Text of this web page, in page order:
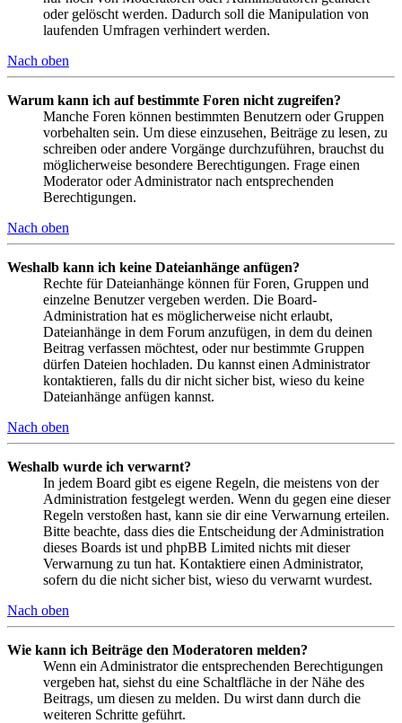
oder gelöscht werden. Dadurch soll die Manipulation von
laufenden Umfragen verhindert werden.
Nach oben
Warum kann ich auf bestimmte Foren nicht zugreifen?
Manche Foren können bestimmten Benutzern oder Gruppen
vorbehalten sein. Um diese einzusehen, Beiträge zu lesen, zu
schreiben oder andere Vorgänge durchzuführen, brauchst du
möglicherweise besondere Berechtigungen. Frage einen
Moderator oder Administrator nach entsprechenden
Berechtigungen.
Nach oben
Weshalb kann ich keine Dateianhänge anfügen?
Rechte für Dateianhänge können für Foren, Gruppen und
einzelne Benutzer vergeben werden. Die Board-
Administration hat es möglicherweise nicht erlaubt,
Dateianhänge in dem Forum anzufügen, in dem du deinen
Beitrag verfassen möchtest, oder nur bestimmte Gruppen
dürfen Dateien hochladen. Du kannst einen Administrator
kontaktieren, falls du dir nicht sicher bist, wieso du keine
Dateianhänge anfügen kannst.
Nach oben
Weshalb wurde ich verwarnt?
In jedem Board gibt es eigene Regeln, die meistens von der
Administration festgelegt werden. Wenn du gegen eine dieser
Regeln verstoßen hast, kann sie dir eine Verwarnung erteilen.
Bitte beachte, dass dies die Entscheidung der Administration
dieses Boards ist und phpBB Limited nichts mit dieser
Verwarnung zu tun hat. Kontaktiere einen Administrator,
sofern du die nicht sicher bist, wieso du verwarnt wurdest.
Nach oben
Wie kann ich Beiträge den Moderatoren melden?
Wenn ein Administrator die entsprechenden Berechtigungen
vergeben hat, siehst du eine Schaltfläche in der Nähe des
Beitrags, um diesen zu melden. Du wirst dann durch die
weiteren Schritte geführt.